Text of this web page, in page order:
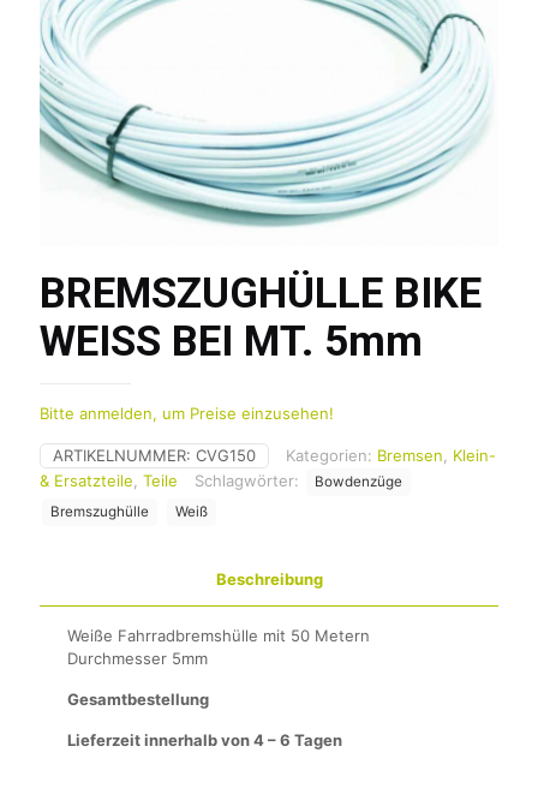
BREMSZUGHÜLLE BIKE
WEISS BEI MT. 5mm
Bitte anmelden, um Preise einzusehen!
ARTIKELNUMMER: CVG150 Kategorien: Bremsen
Klein-
& Ersatzteile Teile Schlagwörter:
Bowdenzüge
Bremszughülle
Weiß
Beschreibung
Weiße Fahrradbremshülle mit 50 Metern
Durchmesser 5mm
Gesamtbestellung
Lieferzeit innerhalb von 4 – 6 Tagen